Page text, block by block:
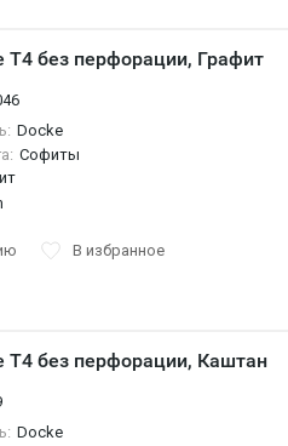
T4 без перфорации, Графит
Docke
Софиты
В избранное
T4 без перфорации, Каштан
Docke